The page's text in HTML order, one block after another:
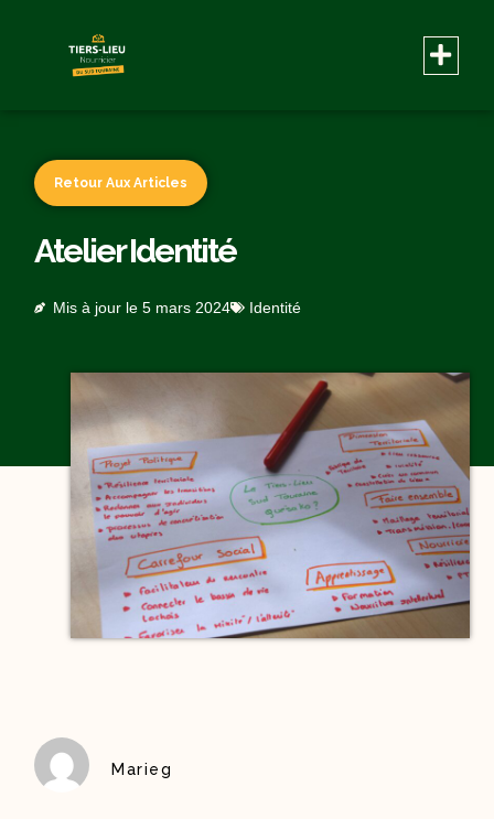
Retour Aux Articles
Atelier Identité
Mis à jour le 5 mars 2024 Identité
Marieg